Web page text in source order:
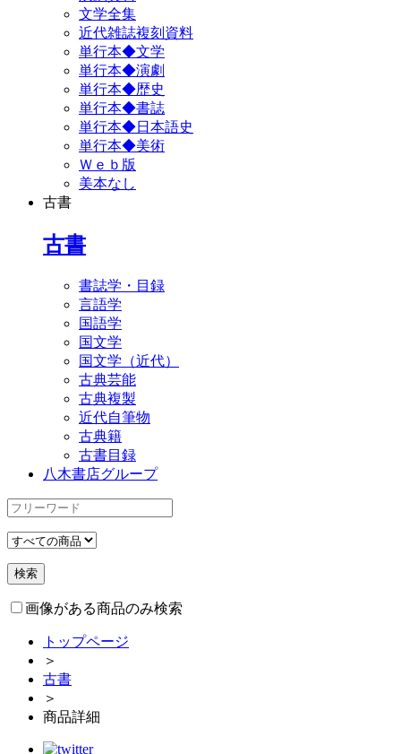
文学全集
近代雑誌複刻資料
単行本◆文学
単行本◆演劇
単行本◆歴史
単行本◆書誌
単行本◆日本語史
単行本◆美術
Ｗｅｂ版
美本なし
古書
古書
書誌学・目録
言語学
国語学
国文学
国文学（近代）
古典芸能
古典複製
近代自筆物
古典籍
古書目録
八木書店グループ
画像がある商品のみ検索
トップページ
＞
古書
＞
商品詳細